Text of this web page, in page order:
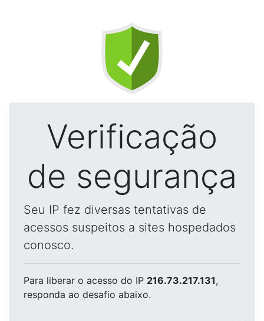
Verificação
de segurança
Seu IP fez diversas tentativas de
acessos suspeitos a sites hospedados
conosco.
Para liberar o acesso do IP 216.73.217.131,
responda ao desafio abaixo.